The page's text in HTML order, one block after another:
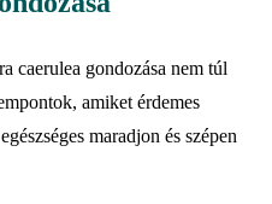
caerulea gondozása nem túl
amiket érdemes
maradjon és szépen